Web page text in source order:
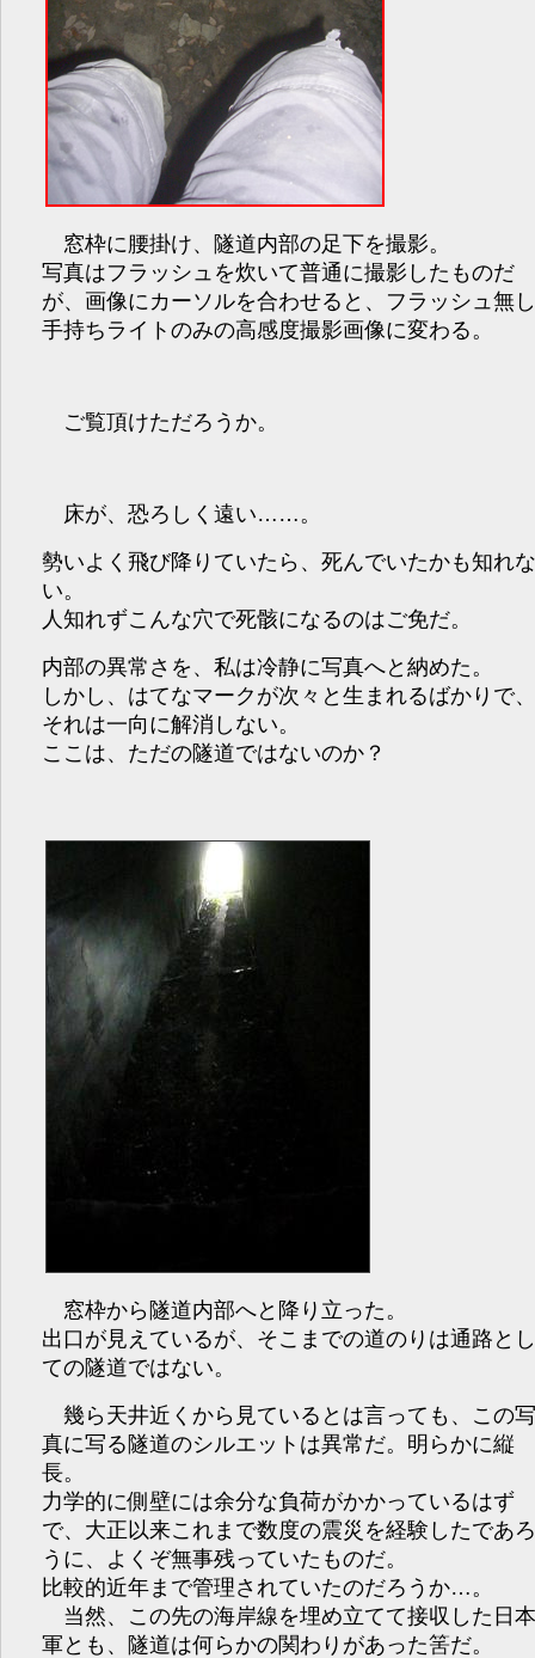
窓枠に腰掛け、隧道内部の足下を撮影。
写真はフラッシュを炊いて普通に撮影したものだ
が、画像にカーソルを合わせると、フラッシュ無
手持ちライトのみの高感度撮影画像に変わる。
ご覧頂けただろうか。
床が、恐ろしく遠い……。
勢いよく飛び降りていたら、死んでいたかも知れ
い。
人知れずこんな穴で死骸になるのはご免だ。
内部の異常さを、私は冷静に写真へと納めた。
しかし、はてなマークが次々と生まれるばかりで
それは一向に解消しない。
ここは、ただの隧道ではないのか？
窓枠から隧道内部へと降り立った。
出口が見えているが、そこまでの道のりは通路と
ての隧道ではない。
幾ら天井近くから見ているとは言っても、この
真に写る隧道のシルエットは異常だ。明らかに縦
長。
力学的に側壁には余分な負荷がかかっているはず
で、大正以来これまで数度の震災を経験したであ
うに、よくぞ無事残っていたものだ。
比較的近年まで管理されていたのだろうか…。
当然、この先の海岸線を埋め立てて接収した日
軍とも、隧道は何らかの関わりがあった筈だ。